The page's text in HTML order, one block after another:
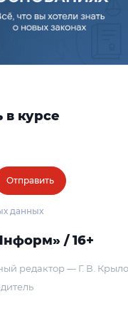
курсе
Отправить
данных
/ 16+
редактор — Г. В.